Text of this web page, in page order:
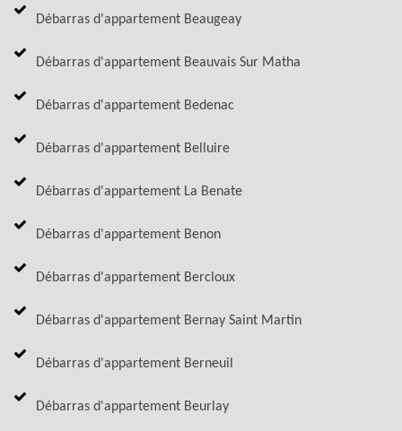
Débarras d'appartement Beaugeay
Débarras d'appartement Beauvais Sur Matha
Débarras d'appartement Bedenac
Débarras d'appartement Belluire
Débarras d'appartement La Benate
Débarras d'appartement Benon
Débarras d'appartement Bercloux
Débarras d'appartement Bernay Saint Martin
Débarras d'appartement Berneuil
Débarras d'appartement Beurlay